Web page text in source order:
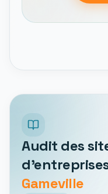
Audit des
Gameville